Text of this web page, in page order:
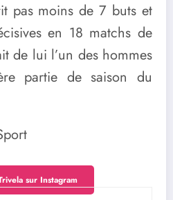
pas moins de 7 buts et
en 18 matchs de
de lui l’un des hommes
partie de saison du
sur Instagram